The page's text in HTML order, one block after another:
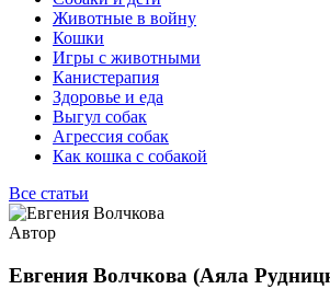
Животные в войну
Кошки
Игры с животными
Канистерапия
Здоровье и еда
Выгул собак
Агрессия собак
Как кошка с собакой
Все статьи
Автор
Евгения Волчкова (Аяла